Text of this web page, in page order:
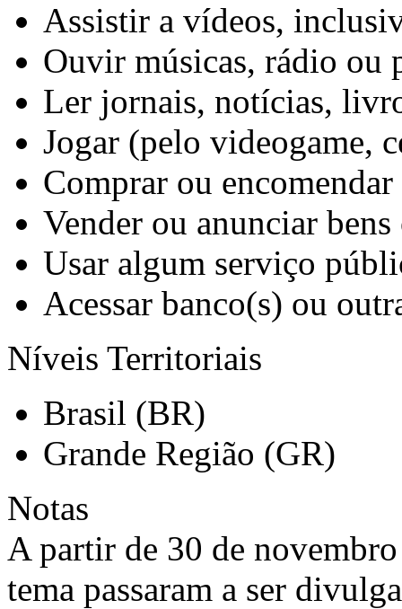
Assistir a vídeos,
Ouvir músicas, rádio ou
Ler jornais, notícias,
Jogar (pelo videogame,
Comprar ou
Vender ou anunciar
Usar algum serviço
Acessar banco(s) ou
Níveis Territoriais
Brasil (BR)
Grande Região (GR)
Notas
A partir de 30 de
tema passaram a ser